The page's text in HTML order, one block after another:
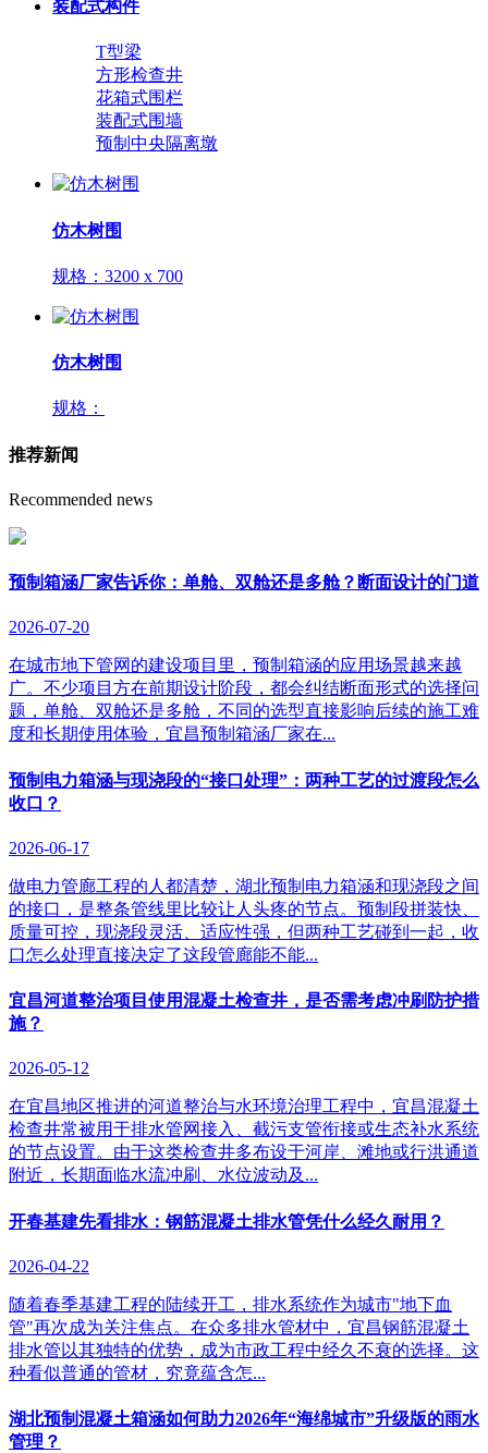
装配式构件
T型梁
方形检查井
花箱式围栏
装配式围墙
预制中央隔离墩
仿木树围
规格： 3200 x 700
仿木树围
规格：
推荐新闻
Recommended news
预制箱涵厂家告诉你：单舱、双舱还是多舱？断面设计的门道
2026-07-20
在城市地下管网的建设项目里，预制箱涵的应用场景越来越
广。不少项目方在前期设计阶段，都会纠结断面形式的选择问
题，单舱、双舱还是多舱，不同的选型直接影响后续的施工难
度和长期使用体验，宜昌预制箱涵厂家在...
预制电力箱涵与现浇段的“接口处理”：两种工艺的过渡段怎么
收口？
2026-06-17
做电力管廊工程的人都清楚，湖北预制电力箱涵和现浇段之间
的接口，是整条管线里比较让人头疼的节点。预制段拼装快、
质量可控，现浇段灵活、适应性强，但两种工艺碰到一起，收
口怎么处理直接决定了这段管廊能不能...
宜昌河道整治项目使用混凝土检查井，是否需考虑冲刷防护措
施？
2026-05-12
在宜昌地区推进的河道整治与水环境治理工程中，宜昌混凝土
检查井常被用于排水管网接入、截污支管衔接或生态补水系统
的节点设置。由于这类检查井多布设于河岸、滩地或行洪通道
附近，长期面临水流冲刷、水位波动及...
开春基建先看排水：钢筋混凝土排水管凭什么经久耐用？
2026-04-22
随着春季基建工程的陆续开工，排水系统作为城市"地下血
管"再次成为关注焦点。在众多排水管材中，宜昌钢筋混凝土
排水管以其独特的优势，成为市政工程中经久不衰的选择。这
种看似普通的管材，究竟蕴含怎...
湖北预制混凝土箱涵如何助力2026年“海绵城市”升级版的雨水
管理？